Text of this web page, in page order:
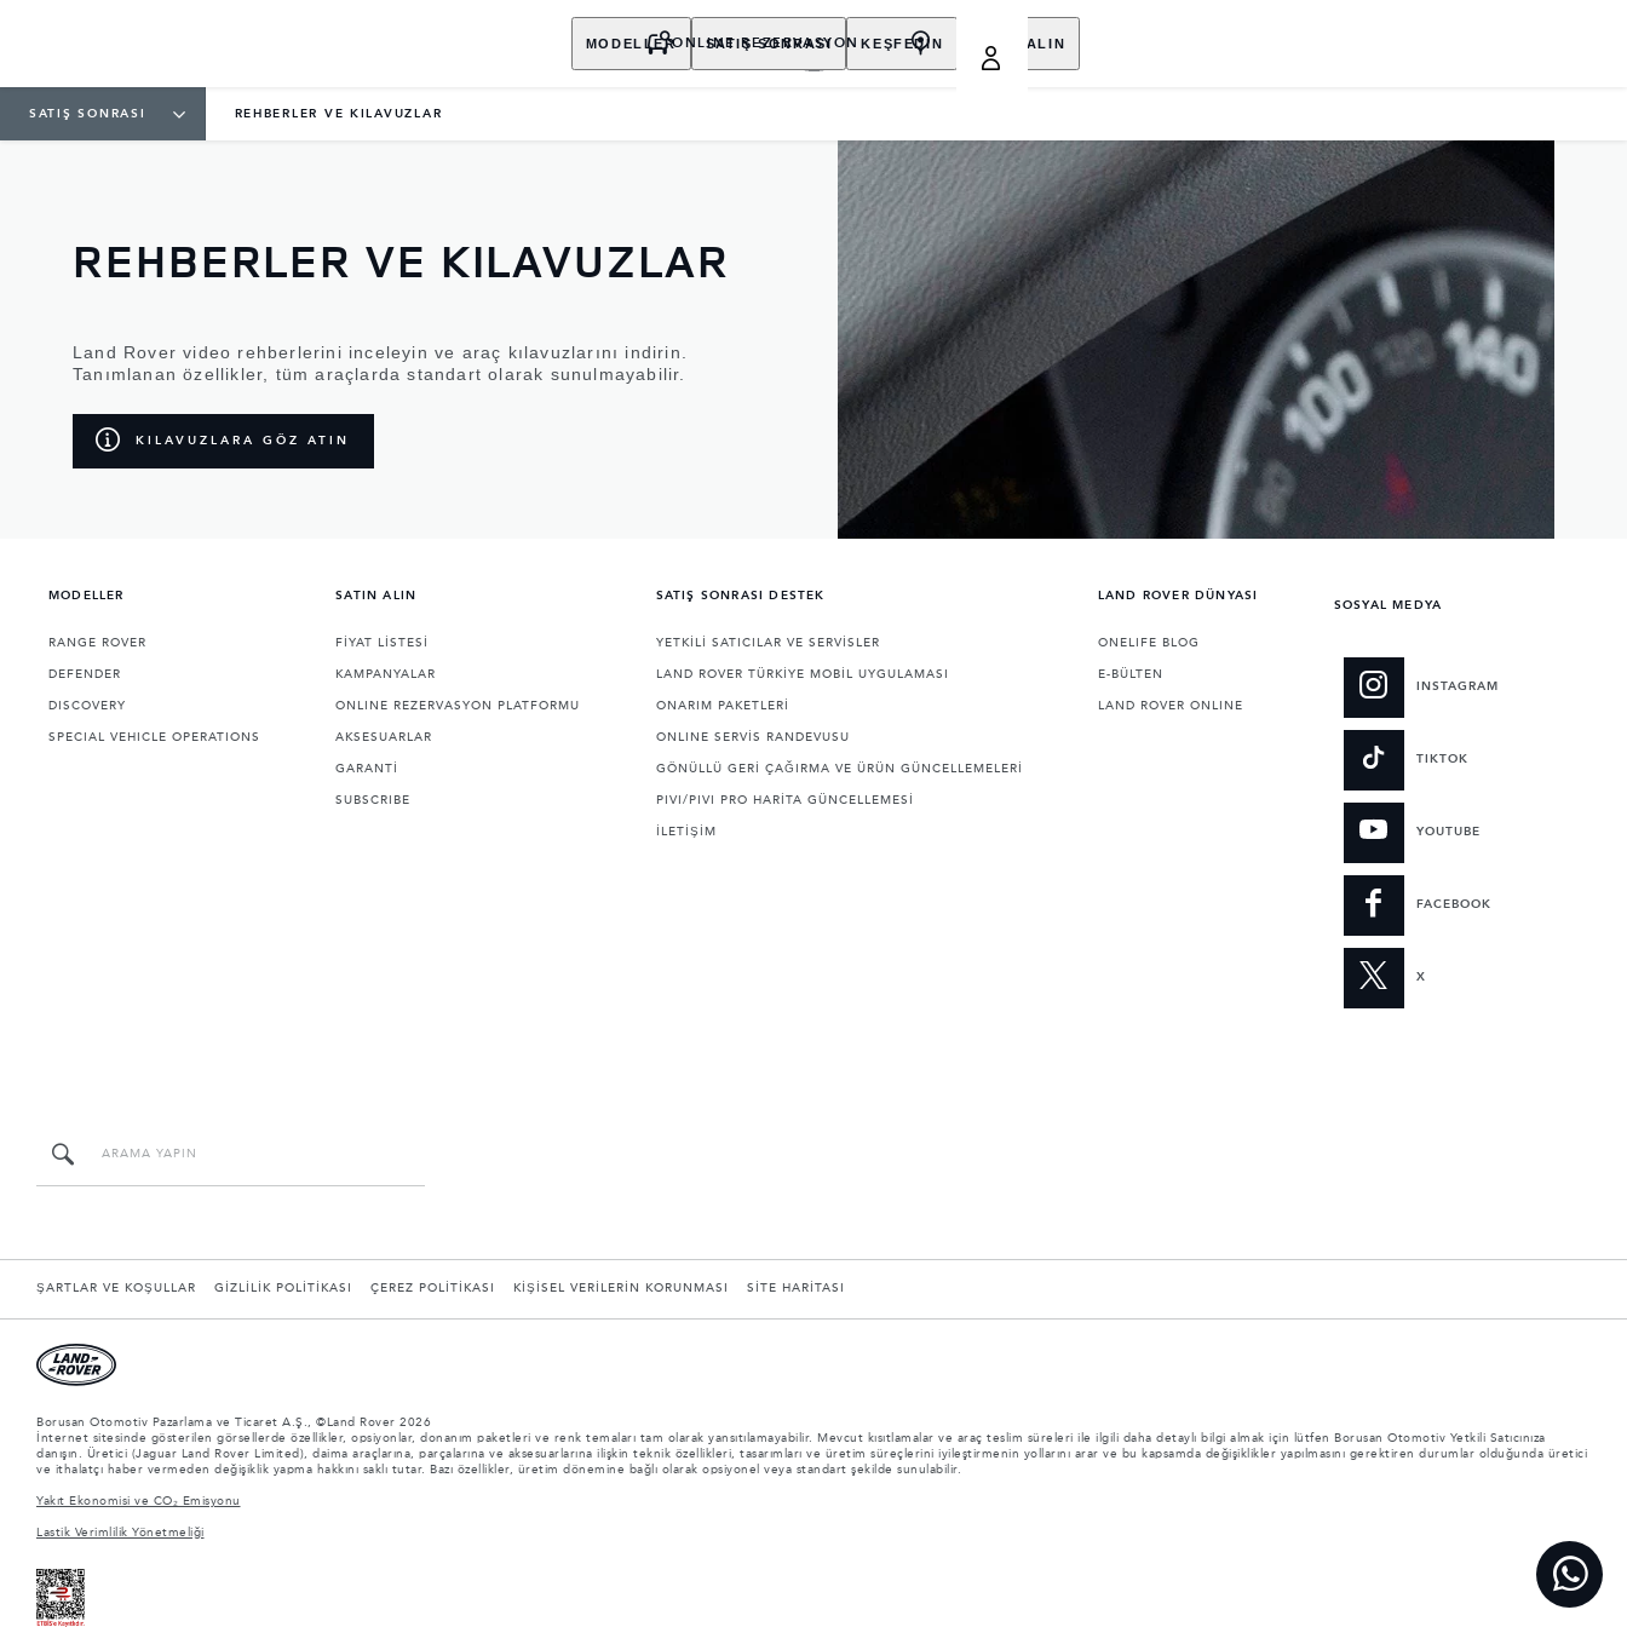
MODELLER SATIŞ SONRASI KEŞFEDİN SATIN ALIN
ONLINE REZERVASYON
SATIŞ SONRASI REHBERLER VE KILAVUZLAR
REHBERLER VE KILAVUZLAR
Land Rover video rehberlerini inceleyin ve araç kılavuzlarını indirin.
Tanımlanan özellikler, tüm araçlarda standart olarak sunulmayabilir.
KILAVUZLARA GÖZ ATIN
MODELLER
RANGE ROVER
DEFENDER
DISCOVERY
SPECIAL VEHICLE OPERATIONS
SATIN ALIN
FİYAT LİSTESİ
KAMPANYALAR
ONLINE REZERVASYON PLATFORMU
AKSESUARLAR
GARANTİ
SUBSCRIBE
SATIŞ SONRASI DESTEK
YETKİLİ SATICILAR VE SERVİSLER
LAND ROVER TÜRKİYE MOBİL UYGULAMASI
ONARIM PAKETLERİ
ONLINE SERVİS RANDEVUSU
GÖNÜLLÜ GERİ ÇAĞIRMA VE ÜRÜN GÜNCELLEMELERİ
PIVI/PIVI PRO HARİTA GÜNCELLEMESİ
İLETİŞİM
LAND ROVER DÜNYASI
ONELIFE BLOG
E-BÜLTEN
LAND ROVER ONLINE
SOSYAL MEDYA
INSTAGRAM
TIKTOK
YOUTUBE
FACEBOOK
X
ŞARTLAR VE KOŞULLAR GİZLİLİK POLİTİKASI ÇEREZ POLİTİKASI KİŞİSEL VERİLERİN KORUNMASI SİTE HARİTASI
Borusan Otomotiv Pazarlama ve Ticaret A.Ş., ©Land Rover 2026
İnternet sitesinde gösterilen görsellerde özellikler, opsiyonlar, donanım paketleri ve renk temaları tam olarak yansıtılamayabilir. Mevcut kısıtlamalar ve araç teslim süreleri ile ilgili daha detaylı bilgi almak için lütfen Borusan Otomotiv Yetkili Satıcınıza
danışın. Üretici (Jaguar Land Rover Limited), daima araçlarına, parçalarına ve aksesuarlarına ilişkin teknik özellikleri, tasarımları ve üretim süreçlerini iyileştirmenin yollarını arar ve bu kapsamda değişiklikler yapılmasını gerektiren durumlar olduğunda üretici
ve ithalatçı haber vermeden değişiklik yapma hakkını saklı tutar. Bazı özellikler, üretim dönemine bağlı olarak opsiyonel veya standart şekilde sunulabilir.
Yakıt Ekonomisi ve CO₂ Emisyonu
Lastik Verimlilik Yönetmeliği